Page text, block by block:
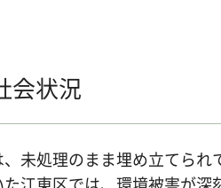
会状況
未処理のまま埋め立てら